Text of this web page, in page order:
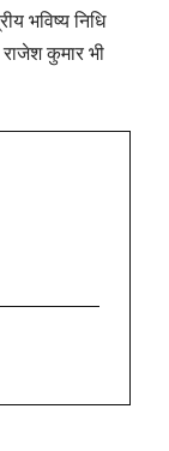
भविष्य निधि
कुमार भी